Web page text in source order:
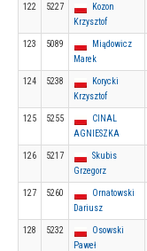
122 5227
Kozon
Krzysztof
123 5089
Miądowicz
Marek
124 5238
Korycki
Krzysztof
125 5255
CINAL
AGNIESZKA
126 5217
Skubis
Grzegorz
127 5260
Ornatowski
Dariusz
128 5232
Osowski
Paweł